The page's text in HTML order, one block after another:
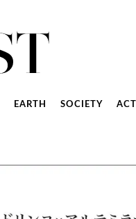
EARTH SOCIETY